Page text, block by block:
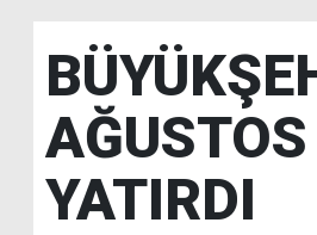
YATIRDI